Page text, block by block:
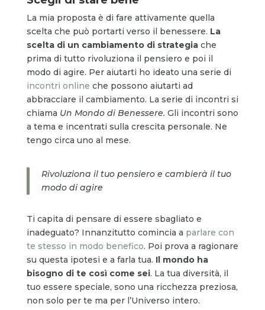
La mia proposta è di fare attivamente quella
scelta che può portarti verso il benessere. La
scelta di un cambiamento di strategiache
prima di tutto rivoluziona il pensiero e poi il
modo di agire. Per aiutarti ho ideato una serie di
incontri online che possono aiutarti ad
abbracciare il cambiamento. La serie di incontri si
chiama Un Mondo di Benessere. Gli incontri sono
a tema e incentrati sulla crescita personale. Ne
tengo circa uno al mese.
Rivoluziona il tuo pensiero e cambierà il tuo
modo di agire
Ti capita di pensare di essere sbagliato e
inadeguato? Innanzitutto comincia a parlare con
te stesso in modo benefico. Poi prova a ragionare
su questa ipotesi e a farla tua. Il mondo ha
bisogno di te così come sei. La tua diversità, il
tuo essere speciale, sono una ricchezza preziosa,
non solo per te ma per l’Universo intero.